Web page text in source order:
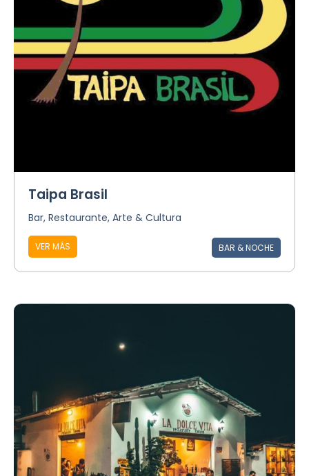
Taipa Brasil
Bar, Restaurante, Arte & Cultura
VER MÁS BAR & NOCHE